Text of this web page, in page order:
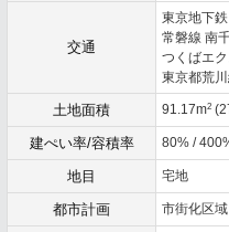
交通
東京地下
常磐線 南
つくばエ
東京都荒
土地面積 91.17m2
建ぺい率/容積率 80% /
地目 宅地
都市計画 市街化区域